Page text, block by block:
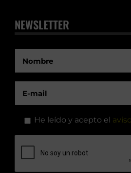
NEWSLETTER
He leído y acepto el